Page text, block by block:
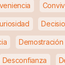
Demostración
Desconfianza